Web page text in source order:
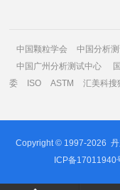
中国颗粒学会 中国分析
中国广州分析测试中心
委
ISO ASTM 汇美科搜
Copyright © 1997-2026
ICP备17011940